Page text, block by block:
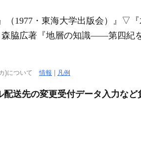
1977・東海大学出版会）』 ▽
森脇広著『地層の知識――第四紀
カ)について情報 | 凡例
送先の変更受付データ入力など